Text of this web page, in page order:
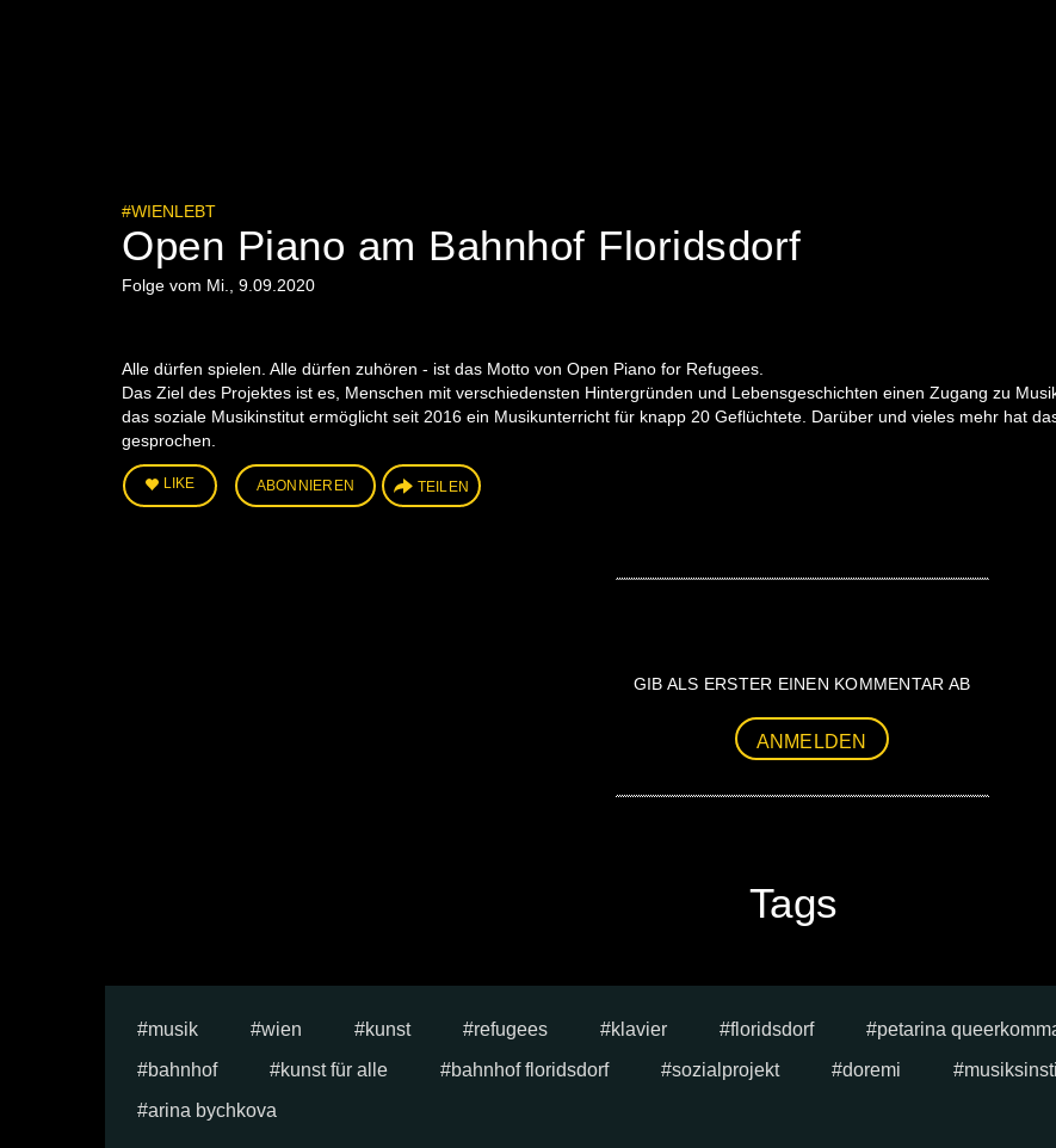
#WIENLEBT
Open Piano am Bahnhof Floridsdorf
Folge vom Mi., 9.09.2020
Alle dürfen spielen. Alle dürfen zuhören - ist das Motto von Open Piano for Refugees.
Das Ziel des Projektes ist es, Menschen mit verschiedensten Hintergründen und Lebensgeschichten einen Zugang zu
das soziale Musikinstitut ermöglicht seit 2016 ein Musikunterricht für knapp 20 Geflüchtete. Darüber und vieles mehr hat
gesprochen.
LIKE ABONNIEREN TEILEN
GIB ALS ERSTER EINEN KOMMENTAR AB
ANMELDEN
Tags
musik wien kunst refugees klavier floridsdorf petarina
bahnhof
kunst für alle bahnhof floridsdorf sozialprojekt doremi
arina bychkova